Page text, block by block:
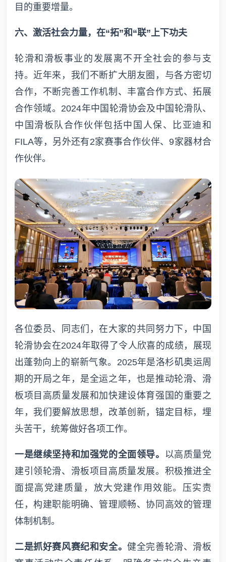
目的重要增量。
六、激活社会力量，在“拓”和“联”上下功夫
轮滑和滑板事业的发展离不开全社会的参与支
持。近年来，我们不断扩大朋友圈，与各方密切
合作，不断完善工作机制、丰富合作方式、拓展
合作领域。2024年中国轮滑协会及中国轮滑队、
中国滑板队合作伙伴包括中国人保、比亚迪和
FILA等，另外还有2家赛事合作伙伴、9家器材合
作伙伴。
各位委员、同志们，在大家的共同努力下，中国
轮滑协会在2024年取得了令人欣喜的成绩，展现
出蓬勃向上的崭新气象。2025年是洛杉矶奥运周
期的开局之年，是全运之年，也是推动轮滑、滑
板项目高质量发展和加快建设体育强国的重要之
年，我们要解放思想，改革创新，锚定目标，埋
头苦干，统筹做好各项工作。
一是继续坚持和加强党的全面领导。
以高质量党
建引领轮滑、滑板项目高质量发展。积极推进全
面提高党建质量，放大党建作用效能。压实责
任，构建职能明确、管理顺畅、协同高效的管理
体制机制。
二是抓好赛风赛纪和安全。健全完善轮滑、滑板